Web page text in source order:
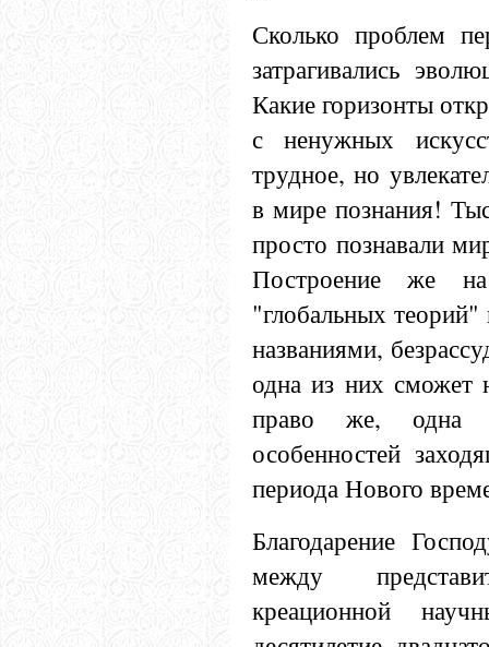
Сколько проблем
затрагивались
Какие горизонты
с ненужных
трудное, но
в мире познания!
просто познавали
Построение же
"глобальных
названиями,
одна из них сможет
право же, одна
особенностей
периода Нового
Благодарение
между
креационной